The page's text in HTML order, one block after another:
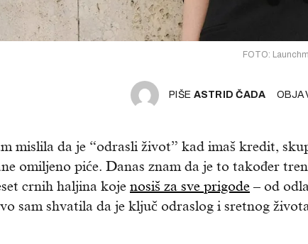
FOTO:
PIŠE ASTRID ČADA
mislila da je “odrasli život” kad imaš kredit,
omiljeno piće. Danas znam da je to također
crnih haljina koje nosiš za sve prigode – od
sam shvatila da je ključ odraslog i sretnog